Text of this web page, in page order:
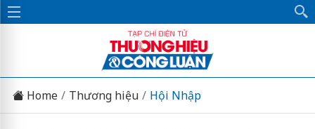
Home Thương hiệu Hội Nhập